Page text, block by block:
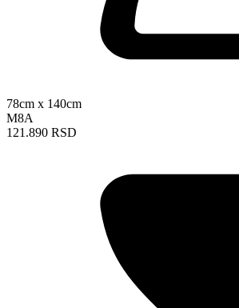
78cm x 140cm
M8A
121.890 RSD